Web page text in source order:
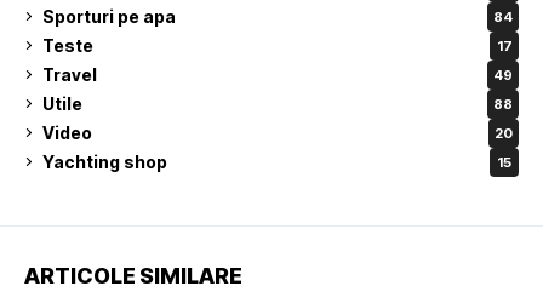
Sporturi pe apa 84
Teste 17
Travel 49
Utile 88
Video 20
Yachting shop 15
ARTICOLE SIMILARE